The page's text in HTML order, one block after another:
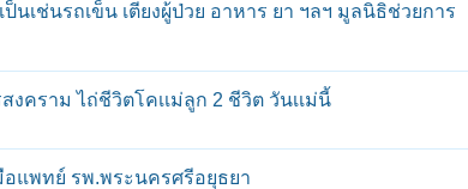
นเช่นรถเข็น เตียงผู้ป่วย อาหาร ยา ฯลฯ มูลนิธิช่วยการ
คราม ไถ่ชีวิตโคเเม่ลูก 2 ชีวิต วันเเม่นี้
แพทย์ รพ.พระนครศรีอยุธยา